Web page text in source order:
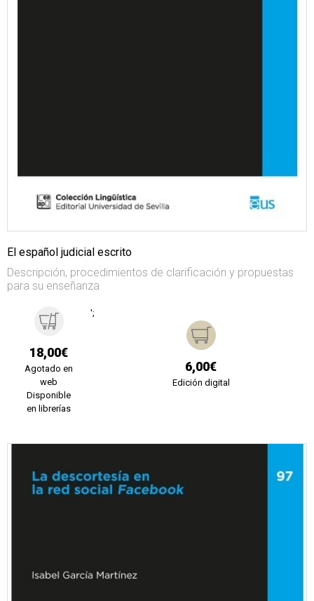
El español judicial escrito
Descripción, procedimientos de clarificación y propuestas
para su enseñanza
18,00€
Agotado en
web
Disponible
en librerías
';
6,00€
Edición digital